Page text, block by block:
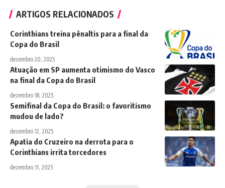
ARTIGOS RELACIONADOS
Corinthians treina pênaltis para a final da
Copa do Brasil
dezembro 20, 2025
Atuação em SP aumenta otimismo do Vasco
na final da Copa do Brasil
dezembro 18, 2025
Semifinal da Copa do Brasil: o favoritismo
mudou de lado?
dezembro 12, 2025
Apatia do Cruzeiro na derrota para o
Corinthians irrita torcedores
dezembro 11, 2025